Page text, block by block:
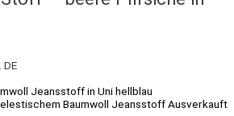
DE
Ausverkauft